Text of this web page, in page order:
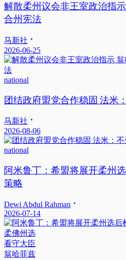
解散柔州议会非王室政治指
合州宪法
马新社
2026-06-25
national
团结政府盟党合作稳固 法米
马新社
2026-08-06
national
阿米鲁丁：希盟将展开柔州
策略
Dewi Abdul Rahman
2026-07-14
柔佛州选
看守大臣
翁哈菲兹